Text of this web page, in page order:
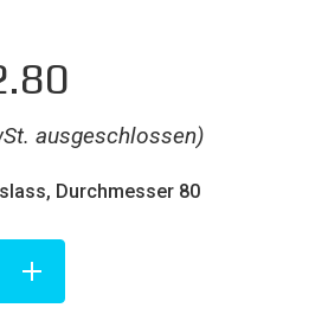
ausgeschlossen)
Durchmesser 80